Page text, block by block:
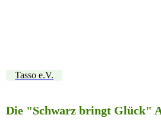
Tasso e.V.
Die "Schwarz bringt Glück"